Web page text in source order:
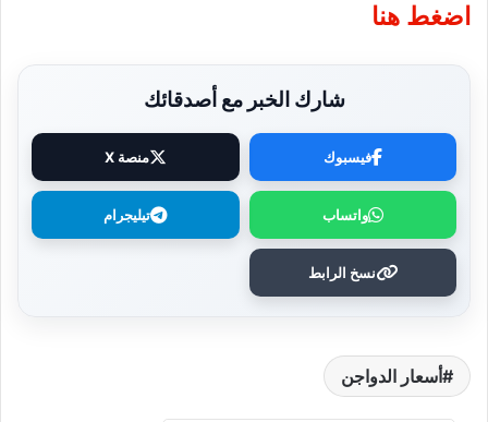
اضغط هنا
شارك الخبر مع أصدقائك
فيسبوك منصة X
واتساب تيليجرام
نسخ الرابط
أسعار الدواجن